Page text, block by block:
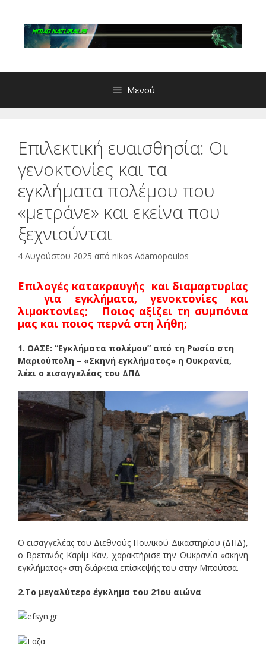
περιεχόμενο
Μενού
Επιλεκτική ευαισθησία: Οι
γενοκτονίες και τα
εγκλήματα πολέμου που
«μετράνε» και εκείνα που
ξεχνιούνται
4 Αυγούστου 2025 από nikos Adamopoulos
Επιλογές κατακραυγής και διαμαρτυρίας
για εγκλήματα, γενοκτονίες και
λιμοκτονίες;
Ποιος αξίζει τη συμπόνια
μας και ποιος περνά στη λήθη;
1. ΟΑΣΕ: “Εγκλήματα πολέμου” από τη Ρωσία στη
Μαριούπολη – «Σκηνή εγκλήματος» η Ουκρανία,
λέει ο εισαγγελέας του ΔΠΔ
Ο εισαγγελέας του Διεθνούς Ποινικού Δικαστηρίου (ΔΠΔ),
ο Βρετανός Καρίμ Καν, χαρακτήρισε την Ουκρανία «σκηνή
εγκλήματος» στη διάρκεια επίσκεψής του στην Μπούτσα.
2.Το μεγαλύτερο έγκλημα του 21ου αιώνα